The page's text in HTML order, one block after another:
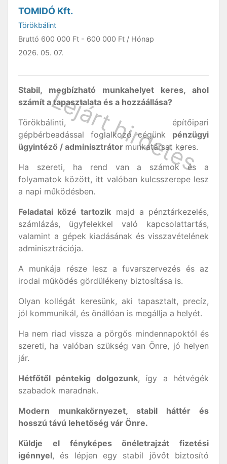
TOMIDÓ Kft.
Törökbálint
Bruttó 600 000 Ft - 600 000 Ft / Hónap
2026. 05. 07.
Stabil, megbízható munkahelyet keres, ahol
számít a tapasztalata és a hozzáállása?
Törökbálinti, építőipari
gépbérbeadással foglalkozó cégünk pénzügyi
ügyintéző / adminisztrátor munkatársat keres.
Ha szereti, ha rend van a számok és a
folyamatok között, itt valóban kulcsszerepe lesz
a napi működésben.
Feladatai közé tartozik majd a pénztárkezelés,
számlázás, ügyfelekkel való kapcsolattartás,
valamint a gépek kiadásának és visszavételének
adminisztrációja.
A munkája része lesz a fuvarszervezés és az
irodai működés gördülékeny biztosítása is.
Olyan kollégát keresünk, aki tapasztalt, precíz,
jól kommunikál, és önállóan is megállja a helyét.
Ha nem riad vissza a pörgős mindennapoktól és
szereti, ha valóban szükség van Önre, jó helyen
jár.
Hétfőtől péntekig dolgozunk, így a hétvégék
szabadok maradnak.
Modern munkakörnyezet, stabil háttér és
hosszú távú lehetőség vár Önre.
Küldje el fényképes önéletrajzát fizetési
igénnyel, és lépjen egy stabil jövőt biztosító